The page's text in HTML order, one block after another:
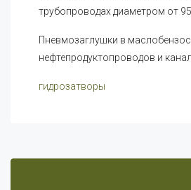
трубопроводах диаметром от
Пневмозаглушки в
нефтепродуктопроводов и
гидрозатворы